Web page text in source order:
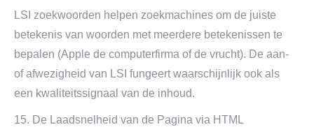
LSI zoekwoorden helpen zoekmachines om de juiste
betekenis van woorden met meerdere betekenissen te
bepalen (Apple de computerfirma of de vrucht). De aan-
of afwezigheid van LSI fungeert waarschijnlijk ook als
een kwaliteitssignaal van de inhoud.
15. De Laadsnelheid van de Pagina via HTML